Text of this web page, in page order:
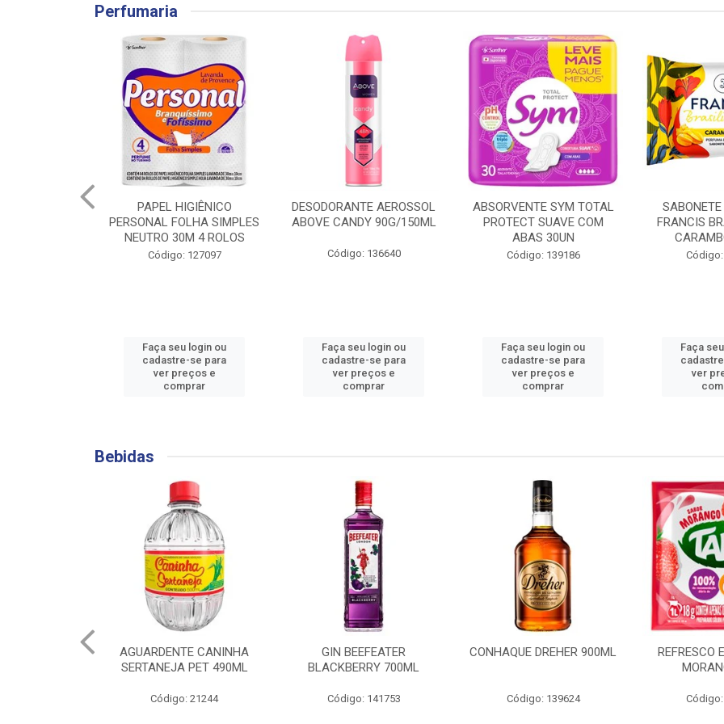
Perfumaria
DESODORANTE AEROSSOL
ABOVE CANDY 90G/150ML
Código: 136640
Faça seu login ou
cadastre-se para
ver preços e
comprar
ABSORVENTE SYM TOTAL
PROTECT SUAVE COM
Código: 139186
Faça seu login ou
cadastre-se para
ver preços e
comprar
SABONETE EM BARRA
FRANCIS BRASILIDADES
CARAMBOLA 80G
Código: 139217
Faça seu login ou
cadastre-se para
ver preços e
comprar
KIT OX
375ML E
Faça
ver
Bebidas
GIN BEEFEATER
BLACKBERRY 700ML
Código: 141753
CONHAQUE DREHER 900ML
Código: 139624
REFRESCO EM PÓ TANG
Código: 138459
REFRESCO
UVA